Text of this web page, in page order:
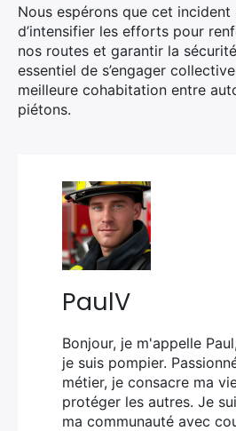
Nous espérons que cet incident
d’intensifier les efforts pour
nos routes et garantir la
essentiel de s’engager
meilleure cohabitation entre
piétons.
PaulV
Bonjour, je m'appelle
je suis pompier.
métier, je consacre ma
protéger les autres. Je
ma communauté avec